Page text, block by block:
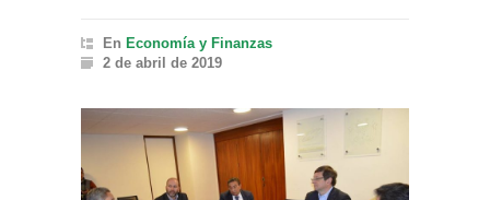
En Economía y Finanzas
2 de abril de 2019